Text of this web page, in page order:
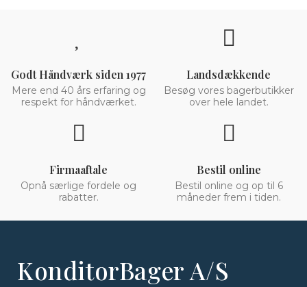
Godt Håndværk siden 1977
Mere end 40 års erfaring og
respekt for håndværket.
Landsdækkende
Besøg vores bagerbutikker
over hele landet.
Firmaaftale
Opnå særlige fordele og
rabatter.
Bestil online
Bestil online og op til 6
måneder frem i tiden.
KonditorBager A/S